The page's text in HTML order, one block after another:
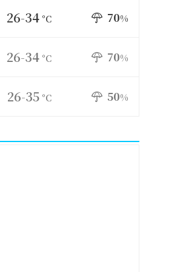
26-34 °C 70%
26-34 °C 70%
26-35 °C 50%